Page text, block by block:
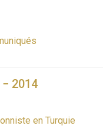
2014
en Turquie